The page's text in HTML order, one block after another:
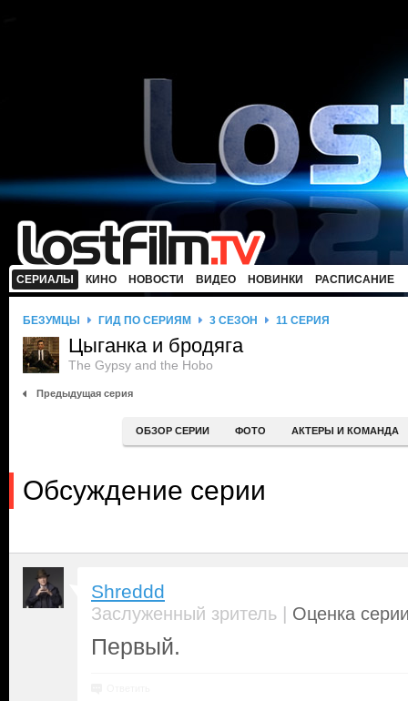
СЕРИАЛЫ КИНО НОВОСТИ ВИДЕО НОВИНКИ РАСПИСАНИЕ
БЕЗУМЦЫ ГИД ПО СЕРИЯМ 3 СЕЗОН 11 СЕРИЯ
Цыганка и бродяга
The Gypsy and the Hobo
Предыдущая серия
ОБЗОР СЕРИИ ФОТО АКТЕРЫ И КОМАНДА
Обсуждение серии
Shreddd
Заслуженный зритель | Оценка
Первый.